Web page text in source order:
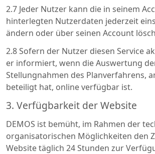
2.7 Jeder Nutzer kann die in seinem
hinterlegten Nutzerdaten jederzeit
ändern oder über seinen Account
2.8 Sofern der Nutzer diesen Service
er informiert, wenn die Auswertung
Stellungnahmen des Planverfahrens,
beteiligt hat, online verfügbar ist.
3. Verfügbarkeit der Website
DEMOS ist bemüht, im Rahmen der
organisatorischen Möglichkeiten den
Website täglich 24 Stunden zur